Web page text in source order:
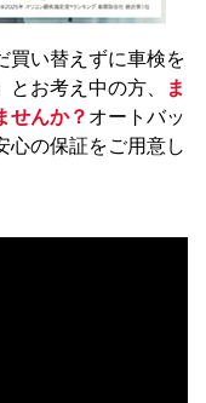
買い替えずに車検を
お考え中の方、
ま
せんか？ オートバッ
心の保証をご用意し